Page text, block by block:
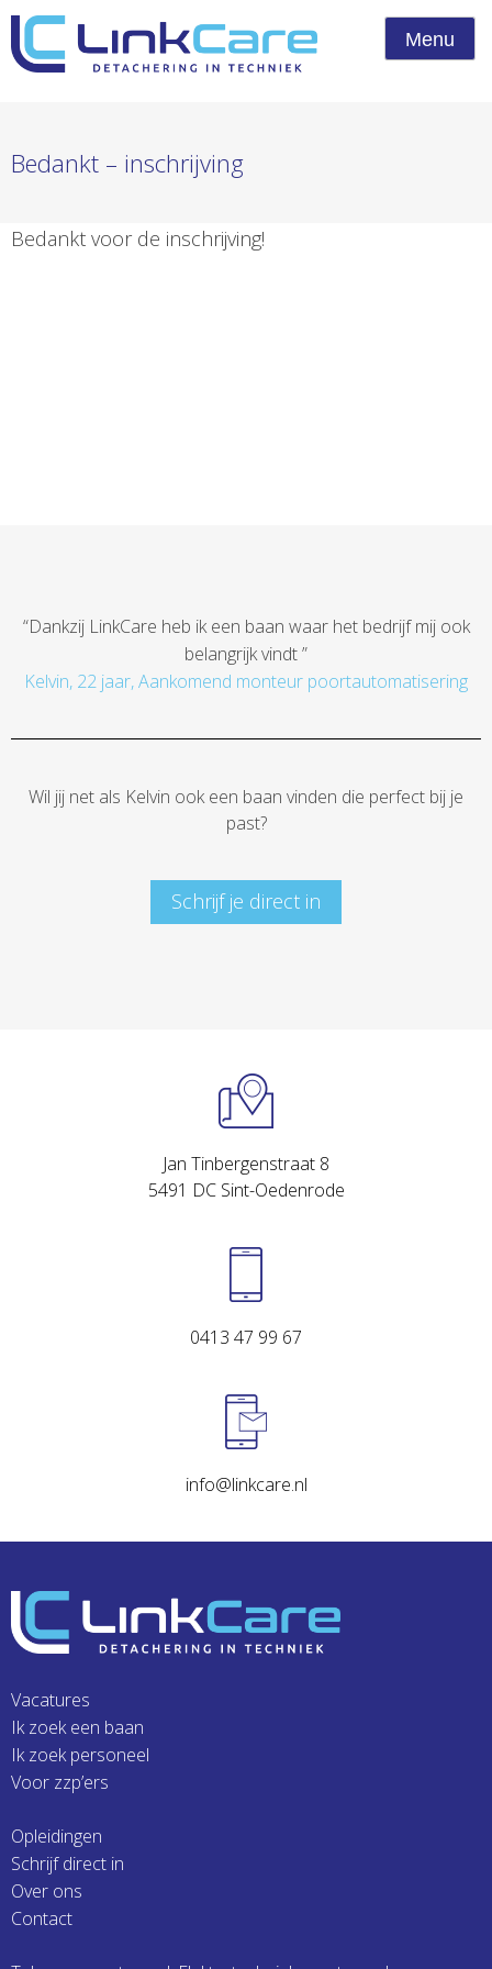
Menu
Bedankt – inschrijving
Bedankt voor de inschrijving!
“Dankzij LinkCare heb ik een baan waar het bedrijf mij ook
belangrijk vindt”
Kelvin, 22 jaar, Aankomend monteur poortautomatisering
Wil jij net als Kelvin ook een baan vinden die perfect bij je
past?
Schrijf je direct in
Jan Tinbergenstraat 8
5491 DC Sint-Oedenrode
0413 47 99 67
info@linkcare.nl
Vacatures
Ik zoek een baan
Ik zoek personeel
Voor zzp’ers
Opleidingen
Schrijf direct in
Over ons
Contact